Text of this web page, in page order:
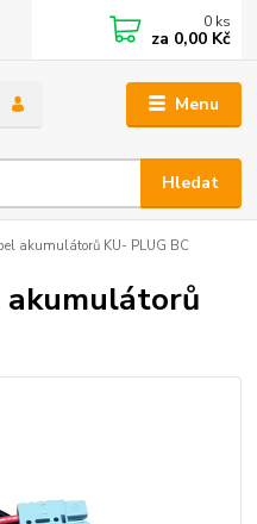
Menu
Hledat
0 ks
za 0,00 Kč
akumulátorů KU- PLUG BC
akumulátorů